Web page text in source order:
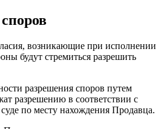
возникающие при исполнении
будут стремиться разрешить
разрешения споров путем
разрешению в соответствии с
по месту нахождения Продавца.